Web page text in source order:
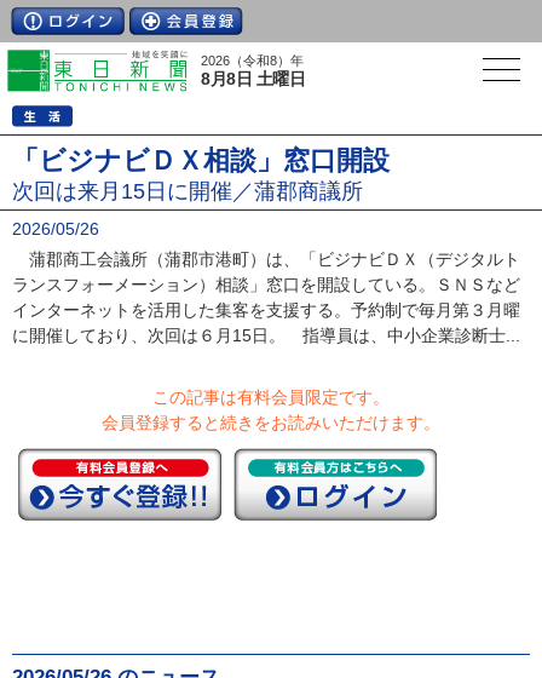
2026（令和8）年
8月8日 土曜日
「ビジナビＤＸ相談」窓口開設
次回は来月15日に開催／蒲郡商議所
2026/05/26
蒲郡商工会議所（蒲郡市港町）は、「ビジナビＤＸ（デジタルト
ランスフォーメーション）相談」窓口を開設している。ＳＮＳなど
インターネットを活用した集客を支援する。予約制で毎月第３月曜
に開催しており、次回は６月15日。 指導員は、中小企業診断士...
この記事は有料会員限定です。
会員登録すると続きをお読みいただけます。